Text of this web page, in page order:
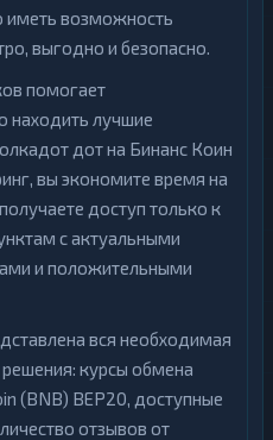
иметь возможность
выгодно и безопасно.
помогает
находить лучшие
дот на Бинанс Коин
вы экономите время на
доступ только к
с актуальными
и положительными
вся необходимая
курсы обмена
(BNB) BEP20, доступные
отзывов от